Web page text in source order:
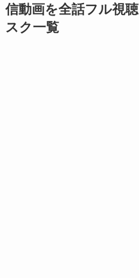
信動画を全話フル視
スク一覧